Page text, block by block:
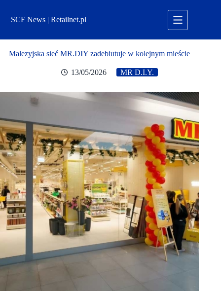
treściSCF News | Retailnet.pl
Malezyjska sieć MR.DIY zadebiutuje w kolejnym mieście
13/05/2026 MR D.I.Y.